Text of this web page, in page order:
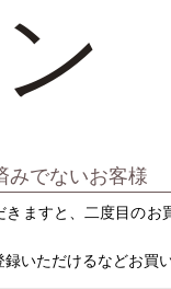
みでないお客様
きますと、二度目のお
いただけるなどお買